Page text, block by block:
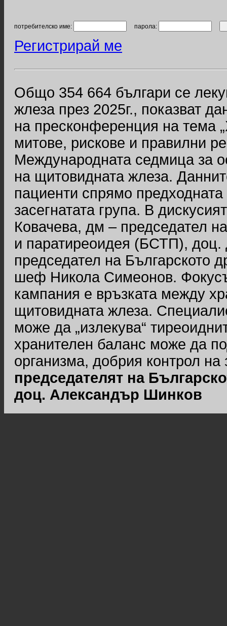
потребителско име: парола:
Регистрирай ме
Общо 354 664 българи се
жлеза през 2025г., показват
на пресконференция на тема
митове, рискове и правилни
Международната седмица за
на щитовидната жлеза.
пациенти спрямо
засегнатата група. В
Ковачева, дм – председател
и паратиреоидея (БСТП),
председател на Българското
шеф Никола Симеонов.
кампания е връзката между
щитовидната жлеза.
може да „излекува“
хранителен баланс може да
организма, добрия контрол на
председателят на
доц. Александър Шинков